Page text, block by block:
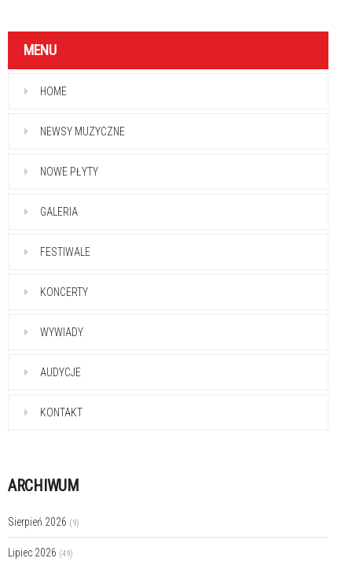
MENU
HOME
NEWSY MUZYCZNE
NOWE PŁYTY
GALERIA
FESTIWALE
KONCERTY
WYWIADY
AUDYCJE
KONTAKT
ARCHIWUM
Sierpień 2026 (9)
Lipiec 2026 (49)